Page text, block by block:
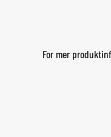
For mer